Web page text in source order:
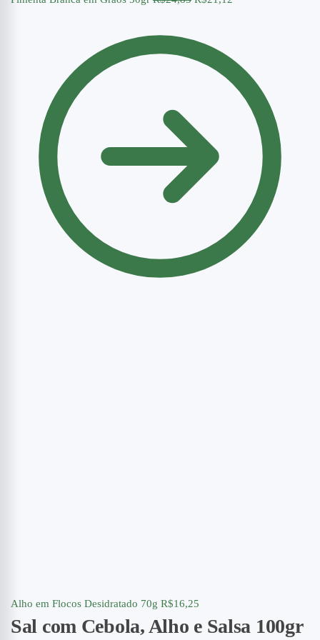
Alho em Flocos Desidratado 70g R$16,25
Sal com Cebola, Alho e Salsa 100gr